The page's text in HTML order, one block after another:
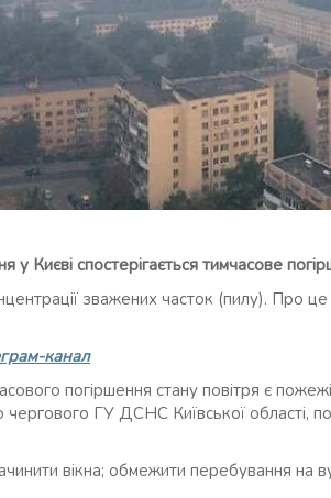
Києві спостерігається тимчасове
зважених часток (пилу). Про це
канал
погіршення стану повітря є пожежі
ГУ ДСНС Київської області,
вікна; обмежити перебування на